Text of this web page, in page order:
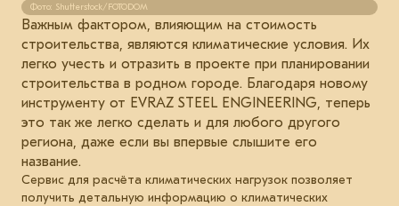
Фото: Shutterstock/FOTODOM
Важным фактором, влияющим на стоимость
строительства, являются климатические условия. Их
легко учесть и отразить в проекте при планировании
строительства в родном городе. Благодаря новому
инструменту от EVRAZ STEEL ENGINEERING, теперь
это так же легко сделать и для любого другого
региона, даже если вы впервые слышите его
название.
Сервис для расчёта климатических нагрузок позволяет
получить детальную информацию о климатических